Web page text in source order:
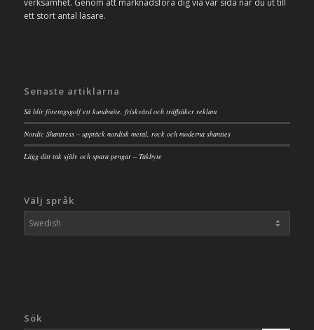
ett stort antal läsare.
Senaste artiklarna
Så blir företagsgolf ett kundmöte, friskvård och träffsäker reklam
Nordic Shantress – upptäck nordisk metal, rock och moderna shanties
Lägg ditt tak själv och spara pengar – Takbyte
Välj språk
Sök